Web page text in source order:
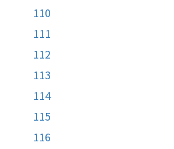
110
111
112
113
114
115
116